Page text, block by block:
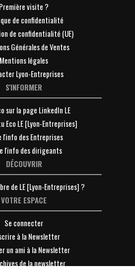
Première visite ?
de confidentialité
de confidentialité (UE)
Générales de Ventes
Mentions légales
Lyon-Entreprises
S'INFORMER
sur la page LinkedIn LE
Eco LE [Lyon-Entreprises]
l'info des Entreprises
l'info des dirigeants
DÉCOUVRIR
de LE [Lyon-Entreprises] ?
VOTRE ESPACE
Se connecter
à la Newsletter
un ami à la Newsletter
de la newsletter